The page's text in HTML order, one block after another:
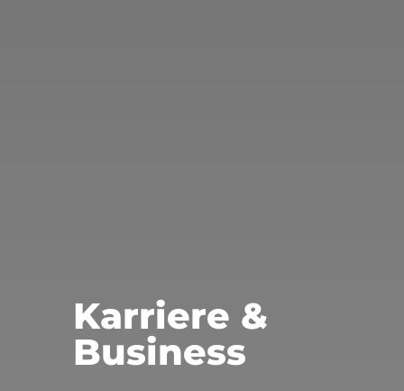
Karriere &
Business